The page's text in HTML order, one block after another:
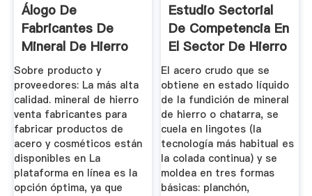
Álogo De
Fabricantes De
Mineral De Hierro
Venta ...
Sobre producto y
proveedores: La más alta
calidad. mineral de hierro
venta fabricantes para
fabricar productos de
acero y cosméticos están
disponibles en La
plataforma en línea es la
opción óptima, ya que
Estudio Sectorial
De Competencia En
El Sector De Hierro
Y ...
El acero crudo que se
obtiene en estado líquido
de la fundición de mineral
de hierro o chatarra, se
cuela en lingotes (la
tecnología más habitual es
la colada continua) y se
moldea en tres formas
básicas: planchón,